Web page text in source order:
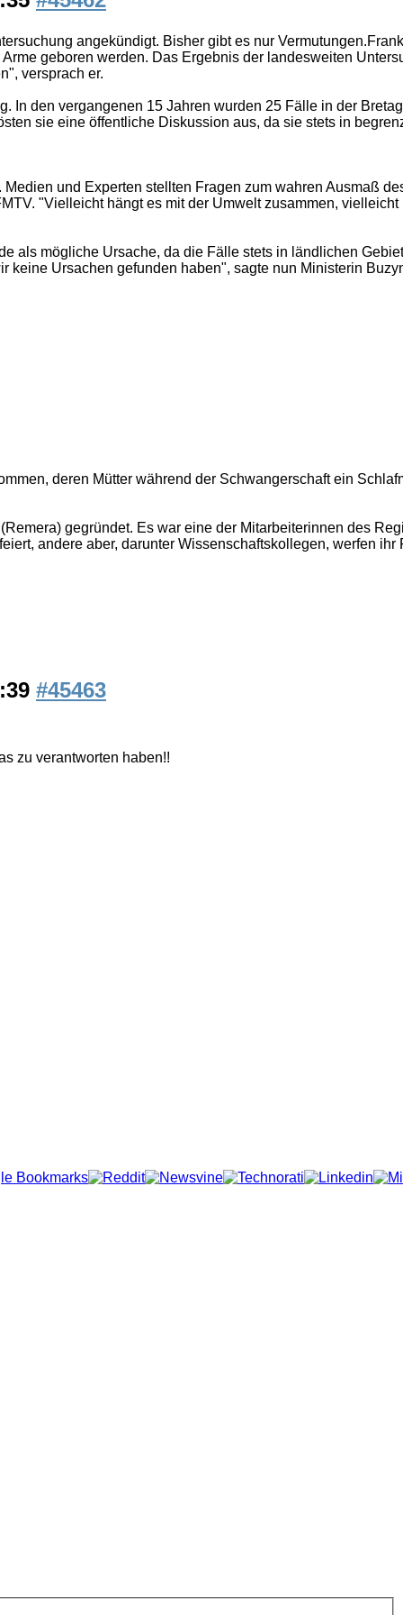
angekündigt. Bisher gibt es nur
geboren werden. Das Ergebnis der landesweiten
versprach er.
den vergangenen 15 Jahren wurden 25 Fälle in der
sie eine öffentliche Diskussion aus, da sie stets in
und Experten stellten Fragen zum wahren Ausmaß
"Vielleicht hängt es mit der Umwelt zusammen,
mögliche Ursache, da die Fälle stets in ländlichen
keine Ursachen gefunden haben", sagte nun Ministerin
deren Mütter während der Schwangerschaft ein
gegründet. Es war eine der Mitarbeiterinnen des
andere aber, darunter Wissenschaftskollegen, werfen ihr
#45463
zu verantworten haben!!